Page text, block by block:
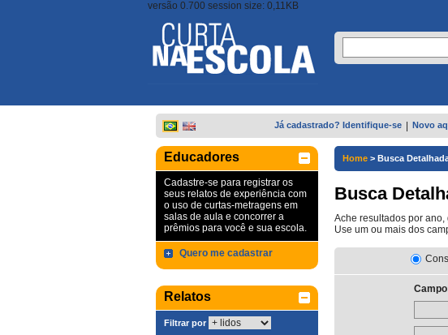
versão 0.700 session size: 0,11KB
Já cadastrado? Identifique-se Novo
Educadores
Cadastre-se para registrar os
seus relatos de experiência com
o uso de curtas-metragens em
salas de aula e concorrer a
prêmios para você e sua escola.
Quero me cadastrar
Relatos
Filtrar por
Home > Busca
Busca
Ache resultados por
Use um ou mais dos